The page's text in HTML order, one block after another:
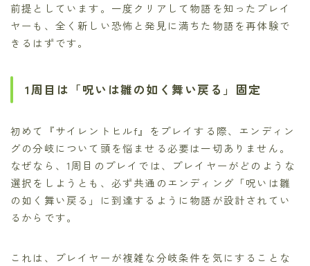
前提としています。一度クリアして物語を知ったプレイ
ヤーも、全く新しい恐怖と発見に満ちた物語を再体験で
きるはずです。
1周目は「呪いは雛の如く舞い戻る」固定
初めて『サイレントヒルf』をプレイする際、エンディン
グの分岐について頭を悩ませる必要は一切ありません。
なぜなら、1周目のプレイでは、プレイヤーがどのような
選択をしようとも、必ず共通のエンディング「呪いは雛
の如く舞い戻る」に到達するように物語が設計されてい
るからです。
これは、プレイヤーが複雑な分岐条件を気にすることな